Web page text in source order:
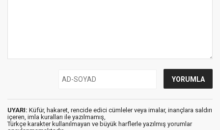
UYARI: Küfür, hakaret, rencide edici cümleler veya imalar, inançlara saldırı
içeren, imla kuralları ile yazılmamış,
Türkçe karakter kullanılmayan ve büyük harflerle yazılmış yorumlar